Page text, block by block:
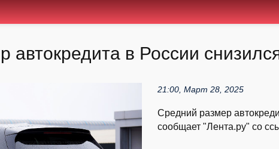
автокредита в России
21:00, Март 28, 2025
Средний размер
сообщает "Лента.ру" со